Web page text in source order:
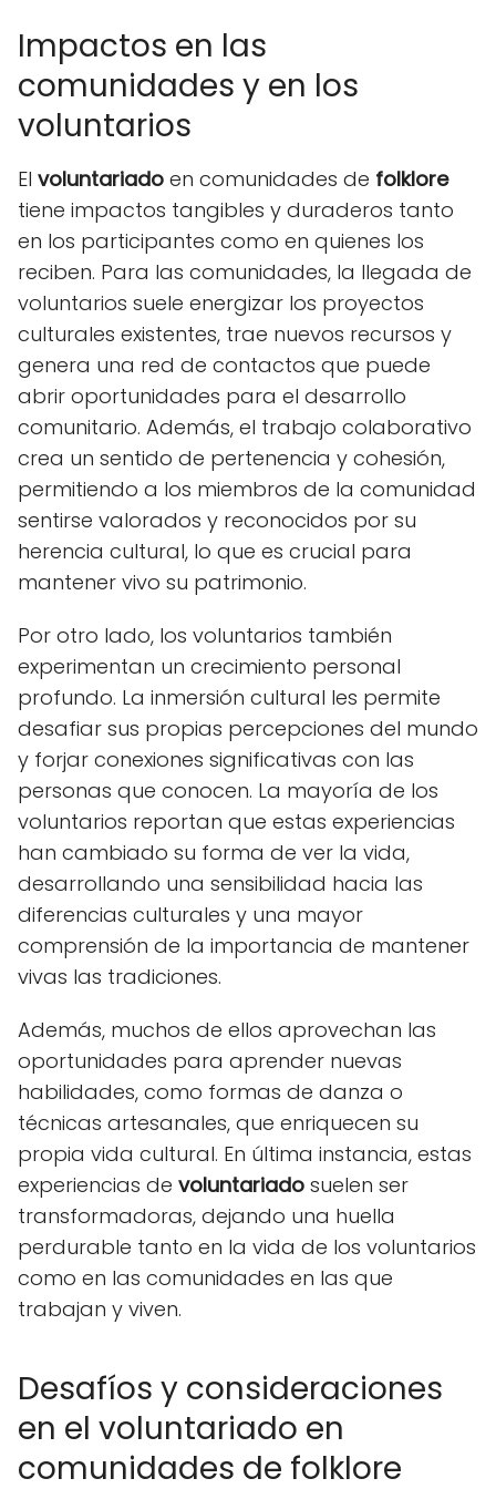
Impactos en las
comunidades y en los
voluntarios
El voluntariado en comunidades de folklore
tiene impactos tangibles y duraderos tanto
en los participantes como en quienes los
reciben. Para las comunidades, la llegada de
voluntarios suele energizar los proyectos
culturales existentes, trae nuevos recursos y
genera una red de contactos que puede
abrir oportunidades para el desarrollo
comunitario. Además, el trabajo colaborativo
crea un sentido de pertenencia y cohesión,
permitiendo a los miembros de la comunidad
sentirse valorados y reconocidos por su
herencia cultural, lo que es crucial para
mantener vivo su patrimonio.
Por otro lado, los voluntarios también
experimentan un crecimiento personal
profundo. La inmersión cultural les permite
desafiar sus propias percepciones del mundo
y forjar conexiones significativas con las
personas que conocen. La mayoría de los
voluntarios reportan que estas experiencias
han cambiado su forma de ver la vida,
desarrollando una sensibilidad hacia las
diferencias culturales y una mayor
comprensión de la importancia de mantener
vivas las tradiciones.
Además, muchos de ellos aprovechan las
oportunidades para aprender nuevas
habilidades, como formas de danza o
técnicas artesanales, que enriquecen su
propia vida cultural. En última instancia, estas
experiencias de voluntariado suelen ser
transformadoras, dejando una huella
perdurable tanto en la vida de los voluntarios
como en las comunidades en las que
trabajan y viven.
Desafíos y consideraciones
en el voluntariado en
comunidades de folklore